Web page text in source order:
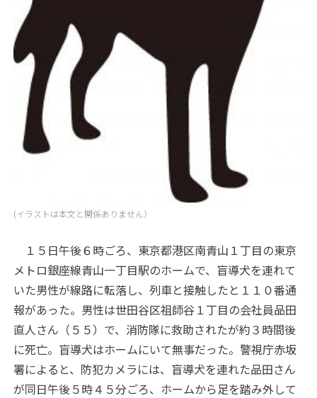
(イラストは本文と関係ありません）
１５日午後６時ごろ、東京都港区南青山１丁目の東京
メトロ銀座線青山一丁目駅のホームで、盲導犬を連れて
いた男性が線路に転落し、列車と接触したと１１０番通
報があった。男性は世田谷区祖師谷１丁目の会社員品田
直人さん（５５）で、消防隊に救助されたが約３時間後
に死亡。盲導犬はホームにいて無事だった。警視庁赤坂
署によると、防犯カメラには、盲導犬を連れた品田さん
が同日午後５時４５分ごろ、ホームから足を踏み外して